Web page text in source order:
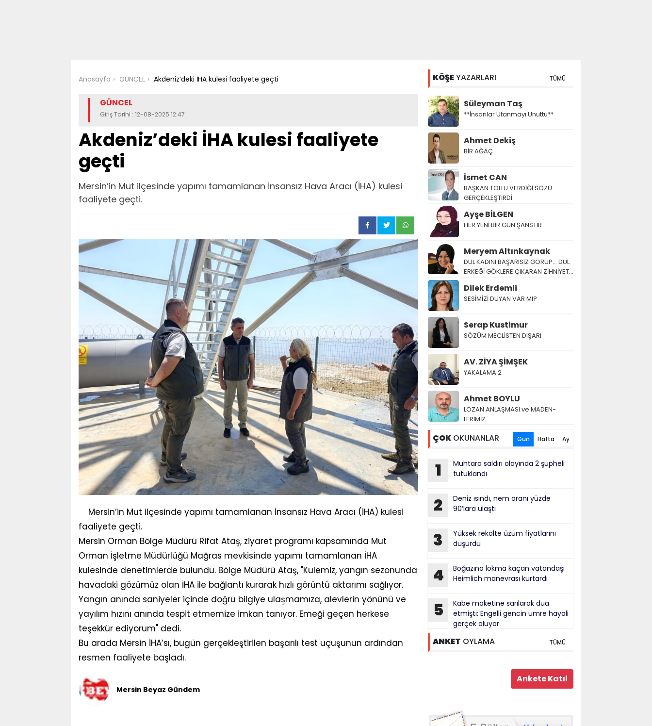
Anasayfa GÜNCEL Akdeniz’deki İHA kulesi faaliyete geçti
GÜNCEL
Giriş Tarihi : 12-08-2025 12:47
Akdeniz’deki İHA kulesi faaliyete
geçti
Mersin’in Mut ilçesinde yapımı tamamlanan İnsansız Hava Aracı (İHA) kulesi
faaliyete geçti.
Mersin’in Mut ilçesinde yapımı tamamlanan İnsansız Hava Aracı (İHA) kulesi
faaliyete geçti.
Mersin Orman Bölge Müdürü Rifat Ataş, ziyaret programı kapsamında Mut
Orman İşletme Müdürlüğü Mağras mevkisinde yapımı tamamlanan İHA
kulesinde denetimlerde bulundu. Bölge Müdürü Ataş, "Kulemiz, yangın sezonunda
havadaki gözümüz olan İHA ile bağlantı kurarak hızlı görüntü aktarımı sağlıyor.
Yangın anında saniyeler içinde doğru bilgiye ulaşmamıza, alevlerin yönünü ve
yayılım hızını anında tespit etmemize imkan tanıyor. Emeği geçen herkese
teşekkür ediyorum" dedi.
Bu arada Mersin İHA’sı, bugün gerçekleştirilen başarılı test uçuşunun ardından
resmen faaliyete başladı.
Mersin Beyaz Gündem
KÖŞEYAZARLARI TÜMÜ
Süleyman Taş
**İnsanlar Utanmayı Unuttu**
Ahmet Dekiş
BİR AĞAÇ
İsmet CAN
BAŞKAN TOLLU VERDİĞİ SÖZÜ
GERÇEKLEŞTİRDİ
Ayşe BİLGEN
HER YENİ BİR GÜN ŞANSTIR
Meryem Altınkaynak
DUL KADINI BAŞARISIZ GÖRÜP… DUL
ERKEĞİ GÖKLERE ÇIKARAN ZİHNİYET…
Dilek Erdemli
SESİMİZİ DUYAN VAR MI?
Serap Kustimur
SÖZÜM MECLİSTEN DIŞARI
AV. ZİYA ŞİMŞEK
YAKALAMA 2
Ahmet BOYLU
LOZAN AN­LAŞ­MA­SI ve MA­DEN­
LERİMİZ
ÇOK OKUNANLAR Gün Hafta Ay
1
Muhtara saldırı olayında 2 şüpheli
tutuklandı
2
Deniz ısındı, nem oranı yüzde
90’lara ulaştı
3
Yüksek rekolte üzüm fiyatlarını
düşürdü
4
Boğazına lokma kaçan vatandaşı
Heimlich manevrası kurtardı
5
Kabe maketine sarılarak dua
etmişti: Engelli gencin umre hayali
gerçek oluyor
ANKET OYLAMA TÜMÜ